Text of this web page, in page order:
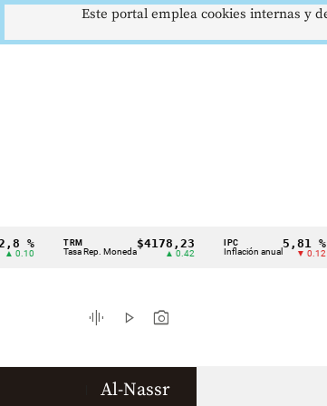
Cintillo
indicadores
económicos
Tasa Rep. Moneda
$4178,23
▲ 0.42 Inflación anual
5,81 %
▼ 0.12
graphic_eq play_arrow photo_camera
Al-Nassr
Este portal emplea cookies internas y